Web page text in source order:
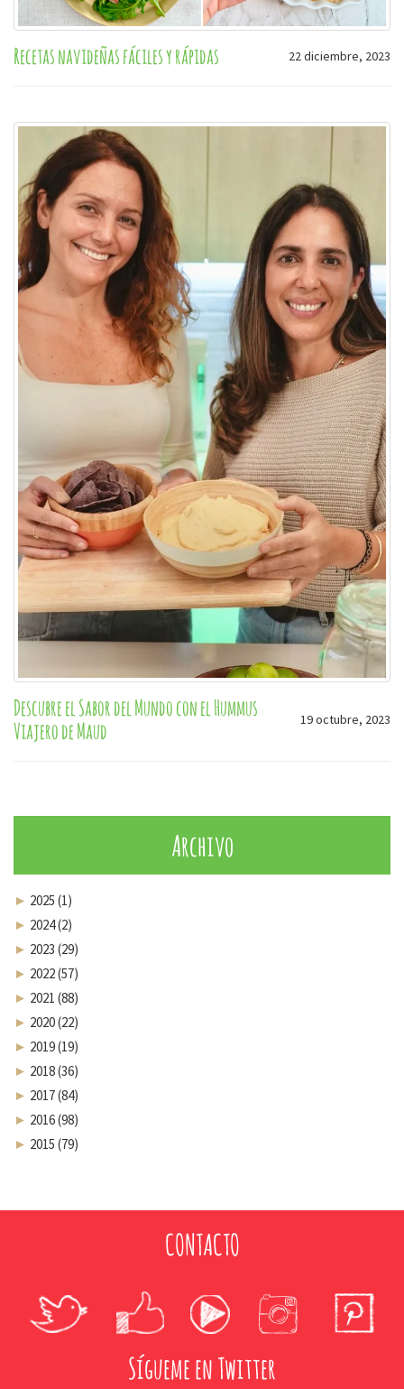
Recetas navideñas fáciles y rápidas 22 diciembre, 2023
Descubre el Sabor del Mundo con el Hummus
Viajero de Maud
19 octubre, 2023
Archivo
► 2025 (1)
► 2024 (2)
► 2023 (29)
► 2022 (57)
► 2021 (88)
► 2020 (22)
► 2019 (19)
► 2018 (36)
► 2017 (84)
► 2016 (98)
► 2015 (79)
CONTACTO
Sígueme en Twitter